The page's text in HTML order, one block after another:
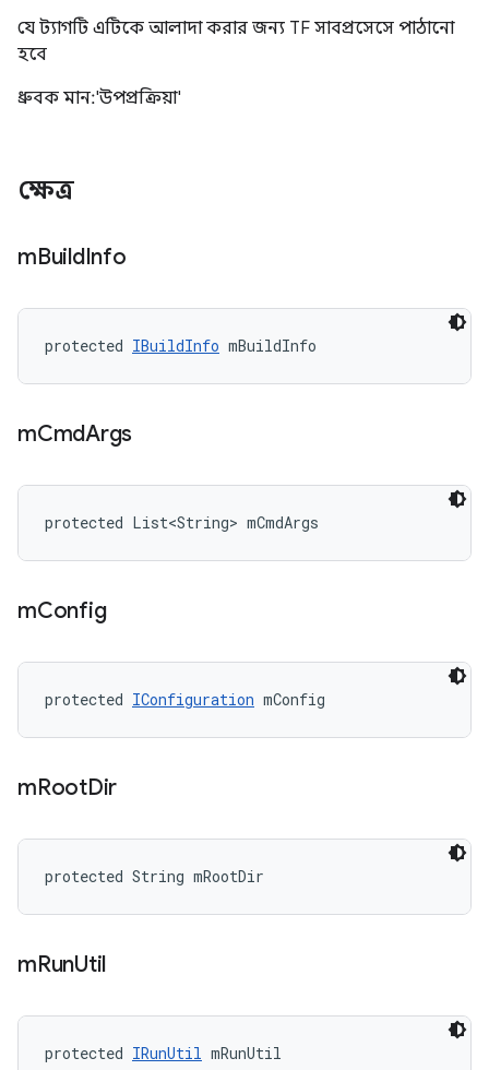
যে ট্যাগটি এটিকে আলাদা করার জন্য TF সাবপ্রসেসে পাঠানো
হবে
ধ্রুবক মান: 'উপপ্রক্রিয়া'
ক্ষেত্র
mBuildInfo
protected IBuildInfo mBuildInfo
mCmdArgs
protected List<String> mCmdArgs
mConfig
protected IConfiguration mConfig
mRootDir
protected String mRootDir
mRunUtil
protected IRunUtil mRunUtil